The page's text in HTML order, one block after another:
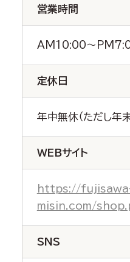
営業時間
AM10:00～
定休日
年中無休（ただし年
WEBサイト
https://
misin.com/
SNS